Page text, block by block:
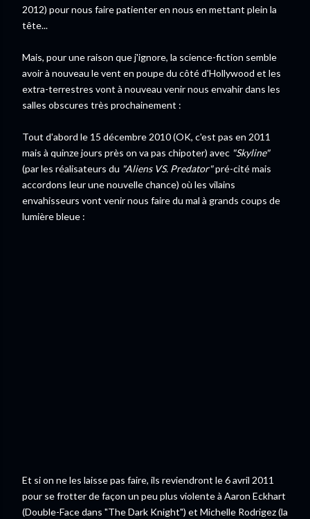
2012) pour nous faire patienter en nous en mettant plein la
tête...
Mais, pour une raison que j'ignore, la science-fiction semble
avoir à nouveau le vent en poupe du côté d'Hollywood et les
extra-terrestres vont à nouveau venir nous envahir dans les
salles obscures très prochainement :
Tout d'abord le 15 décembre 2010 (OK, c'est pas en 2011
mais à quinze jours près on va pas chipoter) avec "Skyline"
(par les réalisateurs du "Aliens VS. Predator"pré-cité mais
accordons leur une nouvelle chance) où les vilains
envahisseurs vont venir nous faire du mal à grands coups de
lumière bleue :
Et si on ne les laisse pas faire, ils reviendront le 6 avril 2011
pour se frotter de façon un peu plus violente à Aaron Eckhart
(Double-Face dans "The Dark Knight") et Michelle Rodrigez (la